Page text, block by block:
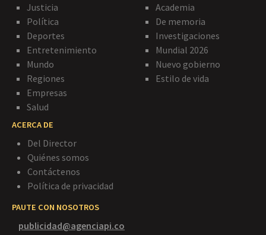
Justicia
Política
Deportes
Entretenimiento
Mundo
Regiones
Empresas
Salud
Academia
De memoria
Investigaciones
Mundial 2026
Nuevo gobierno
Estilo de vida
ACERCA DE
Del Director
Quiénes somos
Contáctenos
Política de privacidad
PAUTE CON NOSOTROS
publicidad@agenciapi.co